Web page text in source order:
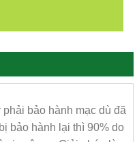
bảo hành mạc dù đã
bảo hành lại thì 90% do